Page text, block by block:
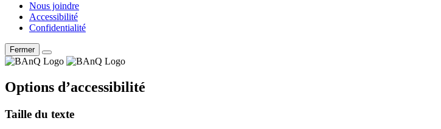
Nous joindre
Accessibilité
Confidentialité
Fermer
Options d’accessibilité
Taille du texte